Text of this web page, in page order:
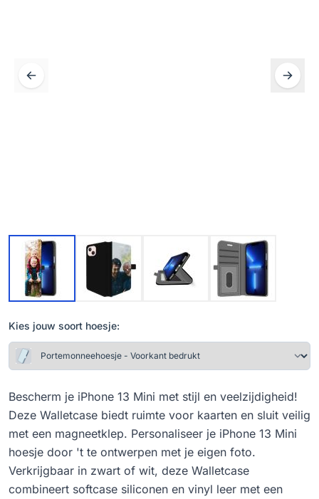
Kies jouw soort hoesje:
Bescherm je iPhone 13 Mini met stijl en veelzijdigheid!
Deze Walletcase biedt ruimte voor kaarten en sluit veilig
met een magneetklep. Personaliseer je iPhone 13 Mini
hoesje door 't te ontwerpen met je eigen foto.
Verkrijgbaar in zwart of wit, deze Walletcase
combineert softcase siliconen en vinyl leer met een